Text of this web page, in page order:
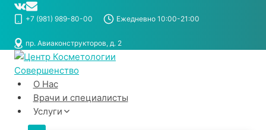
Перейти
+7 (981) 989-80-00 Ежедневно 10:00-21:00
пр. Авиаконструкторов, д. 2
О Нас
Врачи и специалисты
Услуги